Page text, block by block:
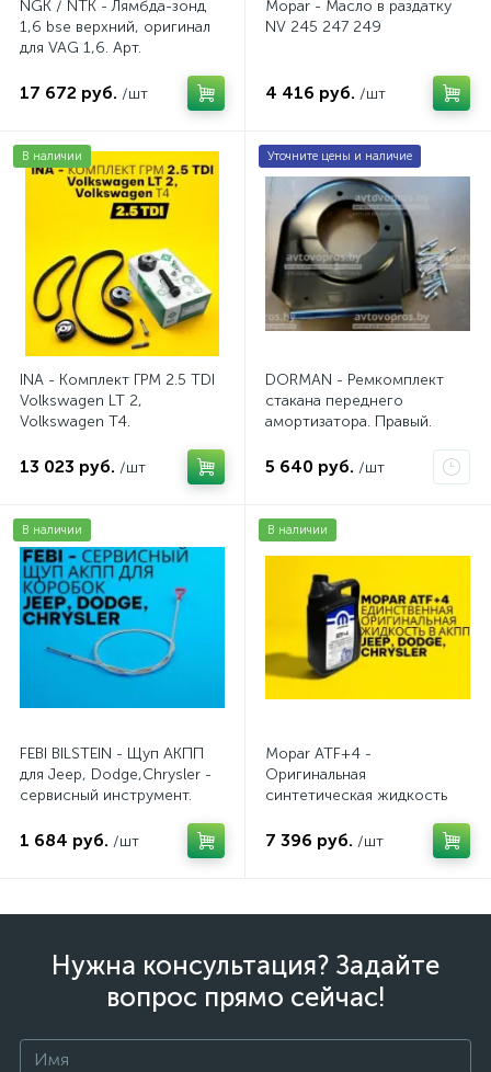
NGK / NTK - Лямбда-зонд
1,6 bse верхний, оригинал
для VAG 1,6. Арт.
17 672 руб. /шт
Mopar - Масло в раздатку
NV 245 247 249
4 416 руб. /шт
В наличии
INA - Комплект ГРМ 2.5 TDI
Volkswagen LT 2,
Volkswagen Т4.
13 023 руб. /шт
Уточните цены и наличие
DORMAN - Ремкомплект
стакана переднего
амортизатора. Правый.
5 640 руб. /шт
В наличии
FEBI BILSTEIN - Щуп АКПП
для Jeep, Dodge,Chrysler -
сервисный инструмент.
1 684 руб. /шт
В наличии
Mopar ATF+4 -
Оригинальная
синтетическая жидкость
7 396 руб. /шт
Нужна консультация? Задайте
вопрос прямо сейчас!